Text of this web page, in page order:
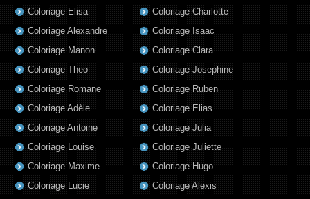
Coloriage Elisa
Coloriage Alexandre
Coloriage Manon
Coloriage Theo
Coloriage Romane
Coloriage Adèle
Coloriage Antoine
Coloriage Louise
Coloriage Maxime
Coloriage Lucie
Coloriage Charlotte
Coloriage Isaac
Coloriage Clara
Coloriage Josephine
Coloriage Ruben
Coloriage Elias
Coloriage Julia
Coloriage Juliette
Coloriage Hugo
Coloriage Alexis